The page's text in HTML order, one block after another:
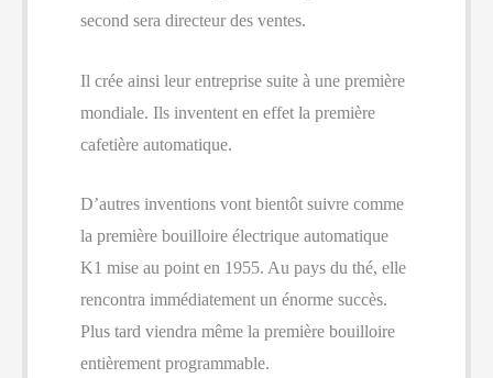
second sera directeur des ventes.
Il crée ainsi leur entreprise suite à une première
mondiale. Ils inventent en effet la première
cafetière automatique.
D’autres inventions vont bientôt suivre comme
la première bouilloire électrique automatique
K1 mise au point en 1955. Au pays du thé, elle
rencontra immédiatement un énorme succès.
Plus tard viendra même la première bouilloire
entièrement programmable.